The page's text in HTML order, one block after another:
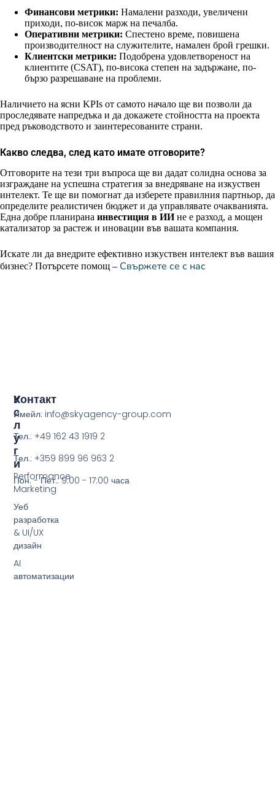
Финансови метрики: Намалени разходи, увеличени
приходи, по-висок марж на печалба.
Оперативни метрики: Спестено време, повишена
производителност на служителите, намален брой грешки.
Клиентски метрики: Подобрена удовлетвореност на
клиентите (CSAT), по-висока степен на задържане, по-
бързо разрешаване на проблеми.
Наличието на ясни KPIs от самото начало ще ви позволи да
проследявате напредъка и да докажете стойността на проекта
пред ръководството и заинтересованите страни.
Какво следва, след като имате отговорите?
Отговорите на тези три въпроса ще ви дадат солидна основа за
изграждане на успешна стратегия за внедряване на изкуствен
интелект. Те ще ви помогнат да изберете правилния партньор, да
определите реалистичен бюджет и да управлявате очакванията.
Една добре планирана инвестиция в ИИне е разход, а мощен
катализатор за растеж и иновации във вашата компания.
Искате ли да внедрите ефективно изкуствен интелект във вашия
бизнес? Потърсете помощ – Свържете се с нас
У
С
Л
У
Г
И
Performance
Marketing
Уеб
разработка
& UI/UX
дизайн
AI
автоматизации
Контакт
Имейл: info@skyagency-group.com
Тел.: +49 162 43 1919 2
Тел.: +359 899 96 963 2
Пон. - Пет.: 9:00 - 17:00 часа